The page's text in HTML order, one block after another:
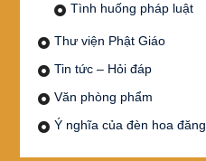
Tình huống pháp luật
Thư viện Phật Giáo
Tin tức – Hỏi đáp
Văn phòng phẩm
Ý nghĩa của đèn hoa đăng